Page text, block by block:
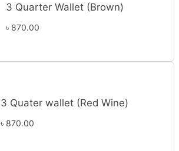
3 Quarter Wallet (Brown)
৳ 870.00
3 Quater wallet (Red Wine)
৳ 870.00